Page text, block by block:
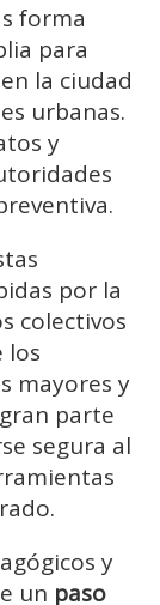
forma
para
la ciudad
urbanas.
y
por la
colectivos
los
mayores y
parte
segura al
y
un paso